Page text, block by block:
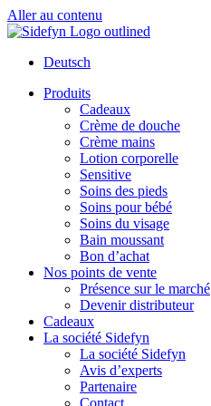
Aller au contenu
Deutsch
Produits
Cadeaux
Crème de douche
Crème mains
Lotion corporelle
Sensitive
Soins des pieds
Soins pour bébé
Soins du visage
Bain moussant
Bon d’achat
Nos points de vente
Présence sur le marché
Devenir distributeur
Cadeaux
La société Sidefyn
La société Sidefyn
Avis d’experts
Partenaire
Contact